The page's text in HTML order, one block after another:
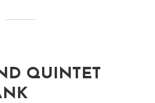
QUINTET